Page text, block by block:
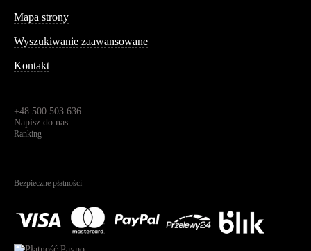
Mapa strony
Wyszukiwanie zaawansowane
Kontakt
+48 500 503 636
Napisz do nas
Ranking
Bezpieczne płatności